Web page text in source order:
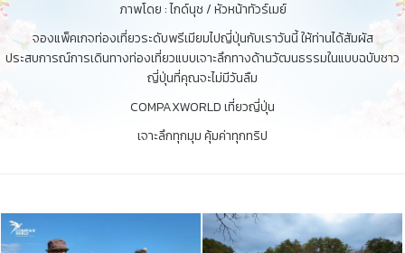
ภาพโดย : ไกด์นุช / หัวหน้าทัวร์เมย์
จองแพ็คเกจท่องเที่ยวระดับพรีเมียมไปญี่ปุ่นกับเราวันนี้ ให้ท่านได้สัมผัส
ประสบการณ์การเดินทางท่องเที่ยวแบบเจาะลึกทางด้านวัฒนธรรมในแบบฉบับชาว
ญี่ปุ่นที่คุณจะไม่มีวันลืม
COMPAXWORLD เที่ยวญี่ปุ่น
เจาะลึกทุกมุม คุ้มค่าทุกทริป